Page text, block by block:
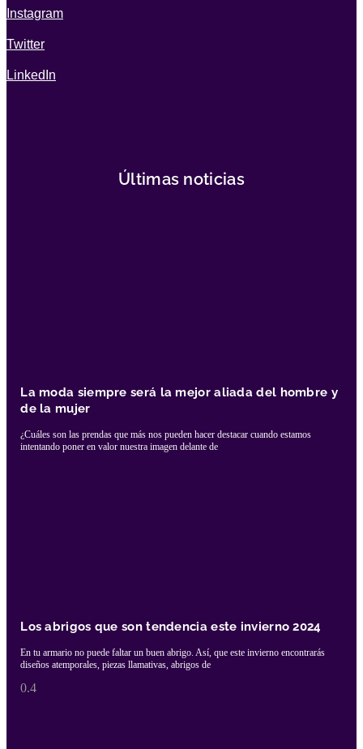
Instagram
Twitter
LinkedIn
Últimas noticias
La moda siempre será la mejor aliada del hombre y
de la mujer
¿Cuáles son las prendas que más nos pueden hacer destacar cuando estamos
intentando poner en valor nuestra imagen delante de
Los abrigos que son tendencia este invierno 2024
En tu armario no puede faltar un buen abrigo. Así, que este invierno encontrarás
diseños atemporales, piezas llamativas, abrigos de